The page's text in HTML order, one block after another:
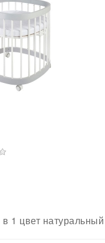
1 цвет натуральный